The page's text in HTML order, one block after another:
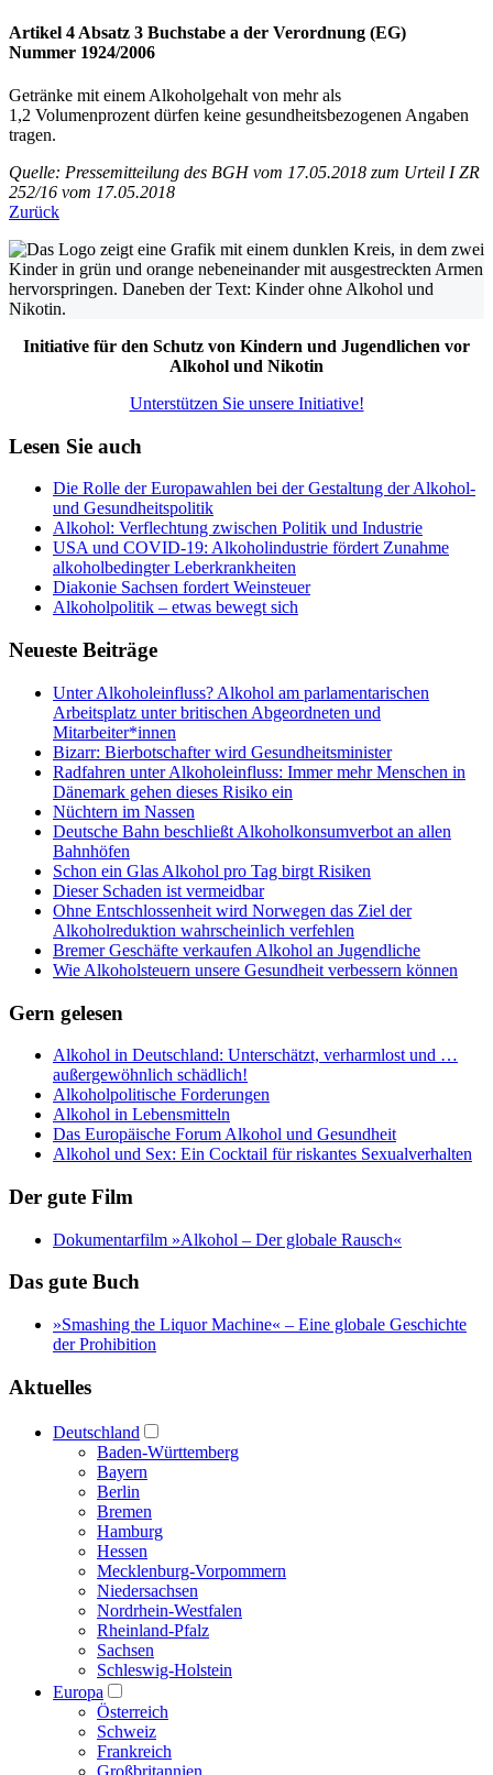
Artikel 4 Absatz 3 Buchstabe a der Verordnung (EG)
Nummer 1924/2006
Getränke mit einem Alkoholgehalt von mehr als
1,2 Volumenprozent dürfen keine gesundheitsbezogenen Angaben
tragen.
Quelle: Pressemitteilung des BGH vom 17.05.2018 zum Urteil I ZR
252/16 vom 17.05.2018
Zurück
Initiative für den Schutz von Kindern und Jugendlichen vor
Alkohol und Nikotin
Unterstützen Sie unsere Initiative!
Lesen Sie auch
Die Rolle der Europawahlen bei der Gestaltung der Alkohol-
und Gesundheitspolitik
Alkohol: Verflechtung zwischen Politik und Industrie
USA und COVID-19: Alkoholindustrie fördert Zunahme
alkoholbedingter Leberkrankheiten
Diakonie Sachsen fordert Weinsteuer
Alkoholpolitik – etwas bewegt sich
Neueste Beiträge
Unter Alkoholeinfluss? Alkohol am parlamentarischen
Arbeitsplatz unter britischen Abgeordneten und
Mitarbeiter*innen
Bizarr: Bierbotschafter wird Gesundheitsminister
Radfahren unter Alkoholeinfluss: Immer mehr Menschen in
Dänemark gehen dieses Risiko ein
Nüchtern im Nassen
Deutsche Bahn beschließt Alkoholkonsumverbot an allen
Bahnhöfen
Schon ein Glas Alkohol pro Tag birgt Risiken
Dieser Schaden ist vermeidbar
Ohne Entschlossenheit wird Norwegen das Ziel der
Alkoholreduktion wahrscheinlich verfehlen
Bremer Geschäfte verkaufen Alkohol an Jugendliche
Wie Alkoholsteuern unsere Gesundheit verbessern können
Gern gelesen
Alkohol in Deutschland: Unterschätzt, verharmlost und …
außergewöhnlich schädlich!
Alkoholpolitische Forderungen
Alkohol in Lebensmitteln
Das Europäische Forum Alkohol und Gesundheit
Alkohol und Sex: Ein Cocktail für riskantes Sexualverhalten
Der gute Film
Dokumentarfilm »Alkohol – Der globale Rausch«
Das gute Buch
»Smashing the Liquor Machine« ‒ Eine globale Geschichte
der Prohibition
Aktuelles
Deutschland
Baden-Württemberg
Bayern
Berlin
Bremen
Hamburg
Hessen
Mecklenburg-Vorpommern
Niedersachsen
Nordrhein-Westfalen
Rheinland-Pfalz
Sachsen
Schleswig-Holstein
Europa
Österreich
Schweiz
Frankreich
Großbritannien